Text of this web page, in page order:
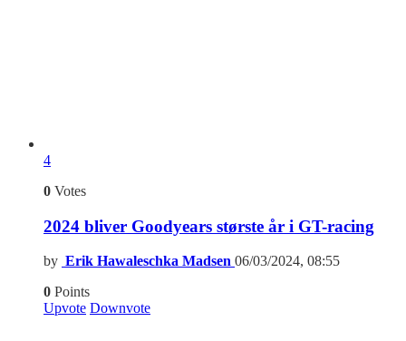
4
0 Votes
2024 bliver Goodyears største år i GT-racing
by Erik Hawaleschka Madsen 06/03/2024, 08:55
0 Points
Upvote Downvote